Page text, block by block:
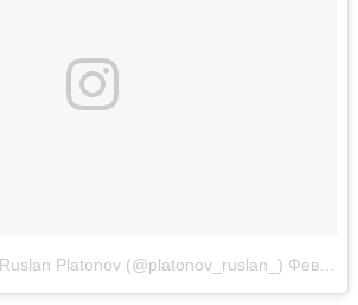
Platonov (@platonov_ruslan_) Фев 4, 2018 в 1:31 PST